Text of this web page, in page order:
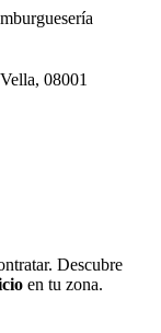
08001
Descubre
en tu zona.